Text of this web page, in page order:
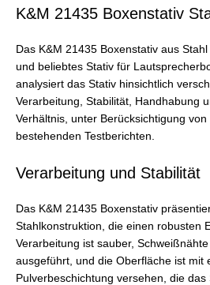
K&M 21435 Boxenstativ
Das K&M 21435 Boxenstativ aus
und beliebtes Stativ für
analysiert das Stativ hinsichtlich
Verarbeitung, Stabilität, Handhabung
Verhältnis, unter Berücksichtigung
bestehenden Testberichten.
Verarbeitung und Stabilität
Das K&M 21435 Boxenstativ
Stahlkonstruktion, die einen robusten
Verarbeitung ist sauber,
ausgeführt, und die Oberfläche ist mit
Pulverbeschichtung versehen, die